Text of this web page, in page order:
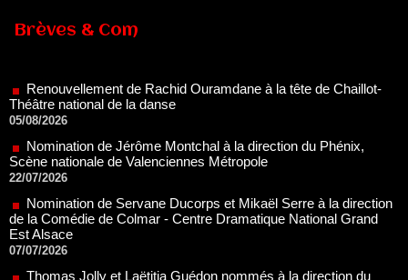
Brèves & Com
Renouvellement de Rachid Ouramdane à la tête de Chaillot-
Nomination de Jérôme Montchal à la direction du Phénix,
Scène nationale de Valenciennes Métropole
Nomination de Servane Ducorps et Mikaël Serre à la direction
de la Comédie de Colmar - Centre Dramatique National Grand
07/07/2026
Thomas Jolly et Laëtitia Guédon nommés à la direction du
TNP